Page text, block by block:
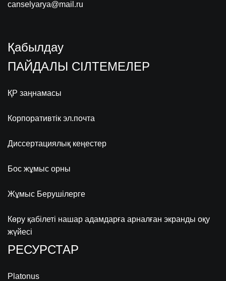
canselyarya@mail.ru
Қабылдау
ПАЙДАЛЫ СІЛТЕМЕЛЕР
ҚР заңнамасы
Корпоративтік эл.почта
Диссертациялық кеңестер
Бос жұмыс орны
Жұмыс Берушілерге
Көру қабілеті нашар адамдарға арналған экранды оқу
жүйесі
РЕСУРСТАР
Platonus